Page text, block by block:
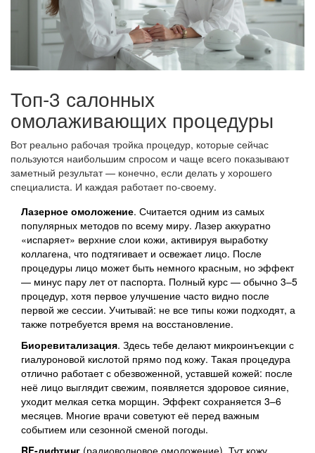
Топ-3 салонных
омолаживающих процедуры
Вот реально рабочая тройка процедур, которые сейчас
пользуются наибольшим спросом и чаще всего показывают
заметный результат — конечно, если делать у хорошего
специалиста. И каждая работает по-своему.
Лазерное омоложение. Считается одним из самых
популярных методов по всему миру. Лазер аккуратно
«испаряет» верхние слои кожи, активируя выработку
коллагена, что подтягивает и освежает лицо. После
процедуры лицо может быть немного красным, но эффект
— минус пару лет от паспорта. Полный курс — обычно 3–5
процедур, хотя первое улучшение часто видно после
первой же сессии. Учитывай: не все типы кожи подходят, а
также потребуется время на восстановление.
Биоревитализация. Здесь тебе делают микроинъекции с
гиалуроновой кислотой прямо под кожу. Такая процедура
отлично работает с обезвоженной, уставшей кожей: после
неё лицо выглядит свежим, появляется здоровое сияние,
уходит мелкая сетка морщин. Эффект сохраняется 3–6
месяцев. Многие врачи советуют её перед важным
событием или сезонной сменой погоды.
RF-лифтинг (радиоволновое омоложение). Тут кожу